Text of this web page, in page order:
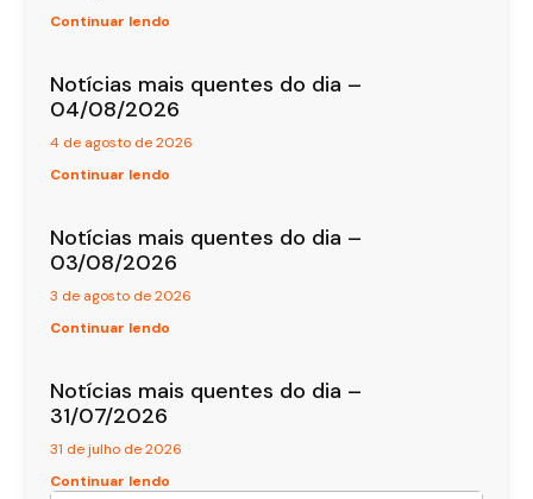
Continuar lendo
Notícias mais quentes do dia –
04/08/2026
4 de agosto de 2026
Continuar lendo
Notícias mais quentes do dia –
03/08/2026
3 de agosto de 2026
Continuar lendo
Notícias mais quentes do dia –
31/07/2026
31 de julho de 2026
Continuar lendo